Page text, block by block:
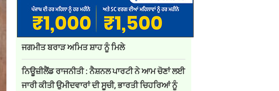
ਜਗਮੀਤ ਬਰਾੜ ਅਮਿਤ ਸ਼ਾਹ ਨੂੰ ਮਿਲੇ
ਨਿਊਜ਼ੀਲੈਂਡ ਰਾਜਨੀਤੀ : ਨੈਸ਼ਨਲ ਪਾਰਟੀ ਨੇ ਆਮ ਚੋਣਾਂ ਲਈ
ਜਾਰੀ ਕੀਤੀ ਉਮੀਦਵਾਰਾਂ ਦੀ ਸੂਚੀ, ਭਾਰਤੀ ਚਿਹਰਿਆਂ ਨੂੰ